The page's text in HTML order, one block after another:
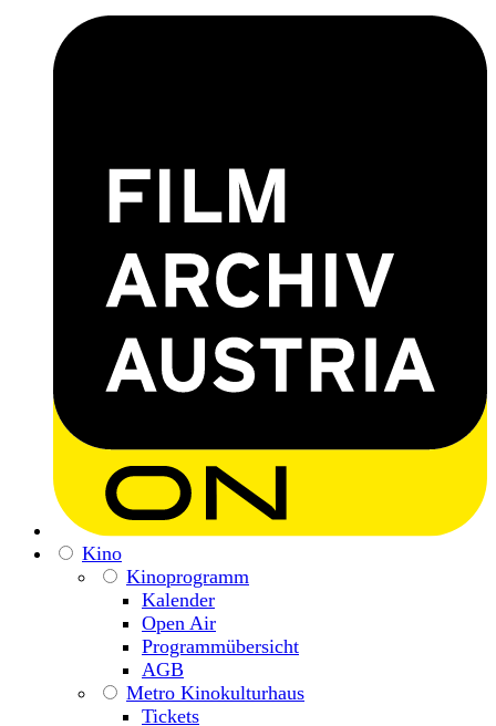
Kino
Kinoprogramm
Kalender
Open Air
Programmübersicht
AGB
Metro Kinokulturhaus
Tickets